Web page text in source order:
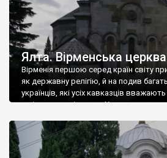
Ялта. Вірменська церква
Вірменія першою серед країн світу
як державну релігію, й на подив
українців, які усіх кавказців
є відданими вірянами Христа